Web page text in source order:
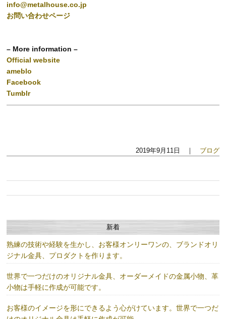
info@metalhouse.co.jp
お問い合わせページ
– More information –
Official website
ameblo
Facebook
Tumblr
2019年9月11日 ｜ ブログ
新着
熟練の技術や経験を生かし、お客様オンリーワンの、ブランドオリ
ジナル金具、プロダクトを作ります。
世界で一つだけのオリジナル金具、オーダーメイドの金属小物、革
小物は手軽に作成が可能です。
お客様のイメージを形にできるよう心がけています。世界で一つだ